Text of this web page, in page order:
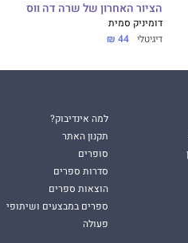
הציור האחרון של שרה דה ווס
דומיניק סמית
דיגיטלי 44 ₪
למה אינדיבוק?
תקנון האתר
סופרים
סדרות ספרים
הוצאות ספרים
ספרים במבצעים ושיתופי
פעולה